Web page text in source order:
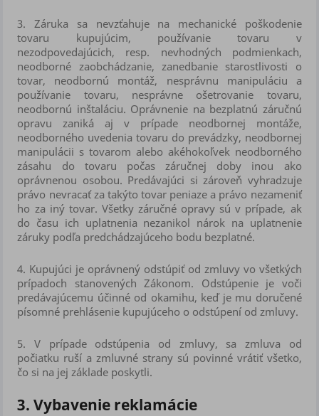
3.
Záruka sa nevzťahuje na mechanické poškodenie
tovaru kupujúcim, používanie tovaru v
nezodpovedajúcich, resp. nevhodných podmienkach,
neodborné zaobchádzanie, zanedbanie starostlivosti o
tovar, neodbornú montáž, nesprávnu manipuláciu a
používanie tovaru, nesprávne ošetrovanie tovaru,
neodbornú inštaláciu. Oprávnenie na bezplatnú záručnú
opravu zaniká aj v prípade neodbornej montáže,
neodborného uvedenia tovaru do prevádzky, neodbornej
manipulácii s tovarom alebo akéhokoľvek neodborného
zásahu do tovaru počas záručnej doby inou ako
oprávnenou osobou. Predávajúci si zároveň vyhradzuje
právo nevracať za takýto tovar peniaze a právo nezameniť
ho za iný tovar. Všetky záručné opravy sú v prípade, ak
do času ich uplatnenia nezanikol nárok na uplatnenie
záruky podľa predchádzajúceho bodu bezplatné.
4. Kupujúci je oprávnený odstúpiť od zmluvy vo všetkých
prípadoch stanovených Zákonom. Odstúpenie je voči
predávajúcemu účinné od okamihu, keď je mu doručené
písomné prehlásenie kupujúceho o odstúpení od zmluvy.
5.
V prípade odstúpenia od zmluvy, sa zmluva od
počiatku ruší a zmluvné strany sú povinné vrátiť všetko,
čo si na jej základe poskytli.
3. Vybavenie reklamácie